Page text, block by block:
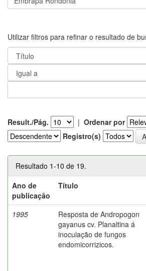
Utilizar filtros para refinar o resultado de
Result./Pág. | Ordenar por
Registro(s)
Resultado 1-10 de 19.
Ano de
publicação
Título
1995
Resposta de Andropogon
gayanus cv. Planaltina á
inoculação de fungos
endomicorrizicos.